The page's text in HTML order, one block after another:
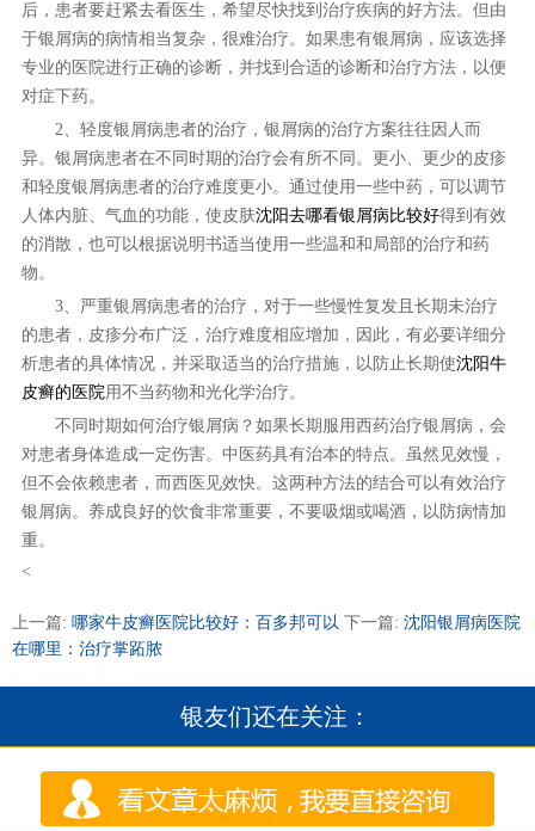
后，患者要赶紧去看医生，希望尽快找到治疗疾病的好方法。但由
于银屑病的病情相当复杂，很难治疗。如果患有银屑病，应该选择
专业的医院进行正确的诊断，并找到合适的诊断和治疗方法，以便
对症下药。
2、轻度银屑病患者的治疗，银屑病的治疗方案往往因人而
异。银屑病患者在不同时期的治疗会有所不同。更小、更少的皮疹
和轻度银屑病患者的治疗难度更小。通过使用一些中药，可以调节
人体内脏、气血的功能，使皮肤沈阳去哪看银屑病比较好得到有效
的消散，也可以根据说明书适当使用一些温和和局部的治疗和药
物。
3、严重银屑病患者的治疗，对于一些慢性复发且长期未治疗
的患者，皮疹分布广泛，治疗难度相应增加，因此，有必要详细分
析患者的具体情况，并采取适当的治疗措施，以防止长期使沈阳牛
皮癣的医院用不当药物和光化学治疗。
不同时期如何治疗银屑病？如果长期服用西药治疗银屑病，会
对患者身体造成一定伤害。中医药具有治本的特点。虽然见效慢，
但不会依赖患者，而西医见效快。这两种方法的结合可以有效治疗
银屑病。养成良好的饮食非常重要，不要吸烟或喝酒，以防病情加
重。
<
上一篇: 哪家牛皮癣医院比较好：百多邦可以 下一篇: 沈阳银屑病医院
在哪里：治疗掌跖脓
银友们还在关注：